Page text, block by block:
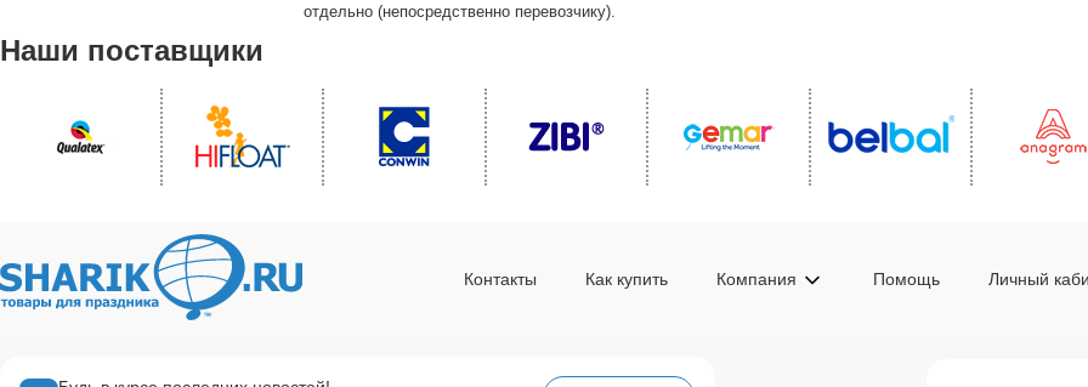
отдельно (непосредственно перевозчику).
Наши поставщики
Контакты Как купить Компания Помощь Личный